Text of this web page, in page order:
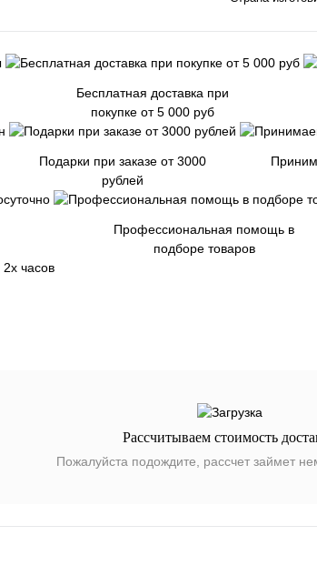
Бесплатная доставка при
покупке от 5 000 руб
Подарки при заказе от 3000
рублей
Профессиональная помощь в
подборе товаров
Рассчитываем стоимость
Пожалуйста подождите, рассчет займет